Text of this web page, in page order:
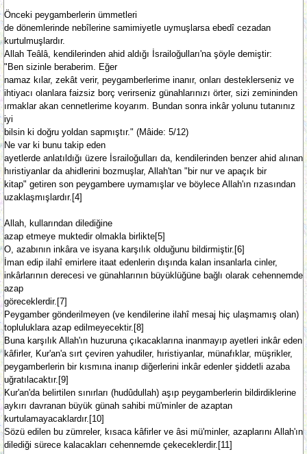
Önceki peygamberlerin ümmetleri
de dönemlerinde nebîlerine samimiyetle uymuşlarsa ebedî cezadan
kurtulmuşlardır.
Allah Teâlâ, kendilerinden ahid aldığı İsrailoğulları'na şöyle demiştir:
"Ben sizinle beraberim. Eğer
namaz kılar, zekât verir, peygamberlerime inanır, onları desteklerseniz ve
ihtiyacı olanlara faizsiz borç verirseniz günahlarınızı örter, sizi zemininden
ırmaklar akan cennetlerime koyarım. Bundan sonra inkâr yolunu tutanınız
iyi
bilsin ki doğru yoldan sapmıştır." (Mâide: 5/12)
Ne var ki bunu takip eden
ayetlerde anlatıldığı üzere İsrailoğulları da, kendilerinden benzer ahid alınan
hıristiyanlar da ahidlerini bozmuşlar, Allah'tan "bir nur ve apaçık bir
kitap" getiren son peygambere uymamışlar ve böylece Allah'ın rızasından
uzaklaşmışlardır.[4]
Allah, kullarından dilediğine
azap etmeye muktedir olmakla birlikte[5]
O, azabının inkâra ve isyana karşılık olduğunu bildirmiştir.[6]
İman edip ilahî emirlere itaat edenlerin dışında kalan insanlarla cinler,
inkârlarının derecesi ve günahlarının büyüklüğüne bağlı olarak cehennemde
azap
göreceklerdir.[7]
Peygamber gönderilmeyen (ve kendilerine ilahî mesaj hiç ulaşmamış olan)
topluluklara azap edilmeyecektir.[8]
Buna karşılık Allah'ın huzuruna çıkacaklarına inanmayıp ayetleri inkâr eden
kâfirler, Kur'an'a sırt çeviren yahudiler, hıristiyanlar, münafıklar, müşrikler,
peygamberlerin bir kısmına inanıp diğerlerini inkâr edenler şiddetli azaba
uğratılacaktır.[9]
Kur'an'da belirtilen sınırları (hudûdullah) aşıp peygamberlerin bildirdiklerine
aykırı davranan büyük günah sahibi mü'minler de azaptan
kurtulamayacaklardır.[10]
Sözü edilen bu zümreler, kısaca kâfirler ve âsi mü'minler, azaplarını Allah'ın
dilediği sürece kalacakları cehennemde çekeceklerdir.[11]